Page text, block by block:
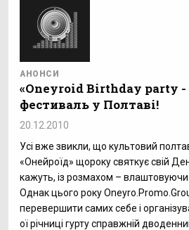
АНОНСИ
«Oneyroid Birthday party -
фестиваль у Полтаві!
20.12.2010
Усі вже звикли, що культовий
«Онейроїд» щороку святкує свій
кажуть, із розмахом – влаштовуючи
Однак цього року
перевершити самих себе і
ої річниці гурту справжній